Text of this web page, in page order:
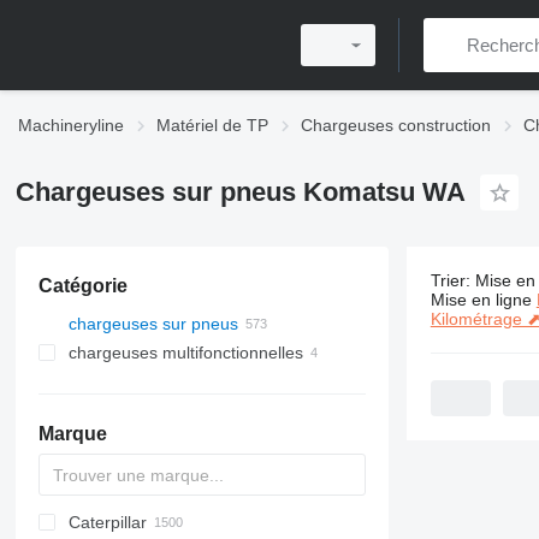
Machineryline Matériel de TP Chargeuses construction
Chargeuses sur pneus Komatsu WA
Catégorie
chargeuses sur pneus
chargeuses multifonctionnelles
Marque
AL
AR
400 - series
TW
543
CK
321
Caterpillar
573
Trier: Mise
Mise en ligne
Kilométrage ⬈